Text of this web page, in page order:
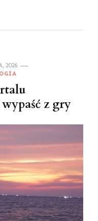
2026
z gry